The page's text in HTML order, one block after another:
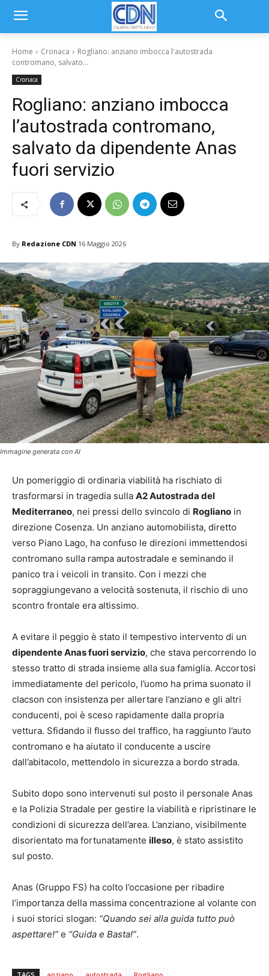
Home Cronaca
Rogliano: anziano imbocca l'autostrada
contromano, salvato...
Cronaca
Rogliano: anziano imbocca
l’autostrada contromano,
salvato da dipendente Anas
fuori servizio
By Redazione CDN 16 Maggio 2026
Immagine generata con AI
Un pomeriggio di ordinaria viabilità ha rischiato di
trasformarsi in tragedia sulla A2 Autostrada del
Mediterraneo, nei pressi dello svincolo di Rogliano in
direzione Cosenza. Un anziano automobilista, diretto
verso Piano Lago, ha confuso le direzioni immettendosi
contromano sulla rampa autostradale e seminando il
panico tra i veicoli in transito. Con i mezzi che
sopraggiungevano a velocità sostenuta, il rischio di uno
scontro frontale era altissimo.
A evitare il peggio è stato il tempestivo intervento di un
dipendente Anas fuori servizio, che stava percorrendo lo
stesso tratto di strada insieme alla sua famiglia. Accortosi
immediatamente del pericolo, l’uomo ha prima suonato il
clacson con insistenza per allertare l’anziano e gli altri
conducenti, poi è sceso rapidamente dalla propria
vettura. Sfidando il flusso del traffico, ha raggiunto l’auto
contromano e ha aiutato il conducente a uscire
dall’abitacolo, mettendolo in sicurezza a bordo strada.
Subito dopo sono intervenuti sul posto il personale Anas
e la Polizia Stradale per gestire la viabilità e ripristinare le
condizioni di sicurezza dell’area. L’anziano, visibilmente
disorientato ma fortunatamente illeso, è stato assistito
sul posto.
Anas (Gruppo FS) ha colto l’occasione per ribadire
l’importanza della massima concentrazione al volante con
i suoi storici slogan: “Quando sei alla guida tutto può
aspettare!” e “Guida e Basta!”.